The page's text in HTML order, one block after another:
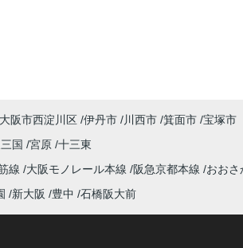
大阪市西淀川区 伊丹市 川西市 箕面市 宝塚市
国 宮原 十三東
線 大阪モノレール本線 阪急京都本線
おお
新大阪 豊中 石橋阪大前